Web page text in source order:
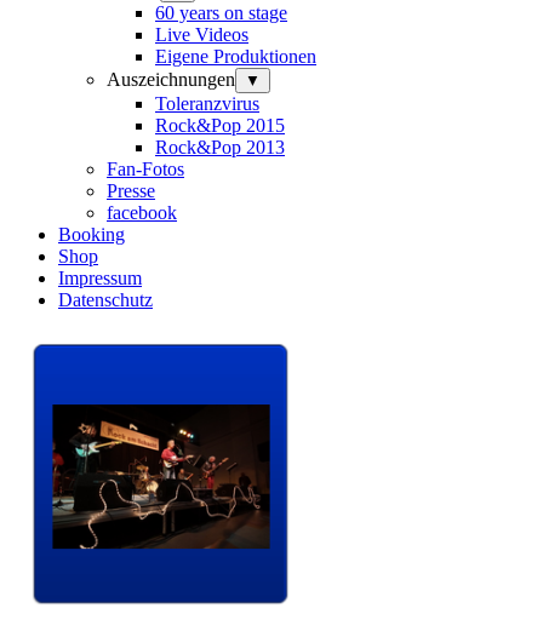
60 years on stage
Live Videos
Eigene Produktionen
Auszeichnungen
▼
Toleranzvirus
Rock&Pop 2015
Rock&Pop 2013
Fan-Fotos
Presse
facebook
Booking
Shop
Impressum
Datenschutz